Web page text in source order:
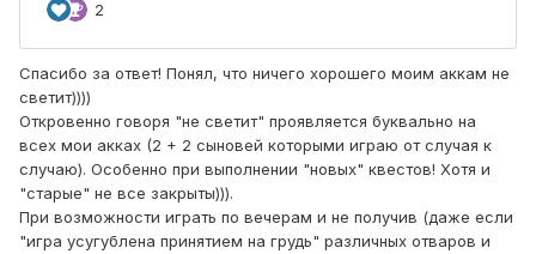
Спасибо за ответ! Понял, что ничего хорошего моим аккам не
светит))))
Откровенно говоря "не светит" проявляется буквально на
всех мои акках (2 + 2 сыновей которыми играю от случая к
случаю). Особенно при выполнении "новых" квестов! Хотя и
"старые" не все закрыты))).
При возможности играть по вечерам и не получив (даже если
"игра усугублена принятием на грудь" различных отваров и